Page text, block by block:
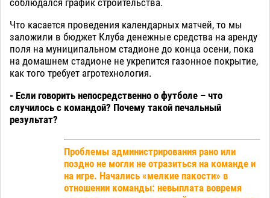
Что касается проведения календарных матчей, то мы
заложили в бюджет Клуба денежные средства на аренду
поля на муниципальном стадионе до конца осени, пока
на домашнем стадионе не укрепится газонное покрытие,
как того требует агротехнология.
- Если говорить непосредственно о футболе – что
случилось с командой? Почему такой печальный
результат?
Проблемы администрирования рано или
поздно не могли не отразиться на команде и
на игре. Начались «мелкие пакости» в
отношении команды: невыплата вовремя